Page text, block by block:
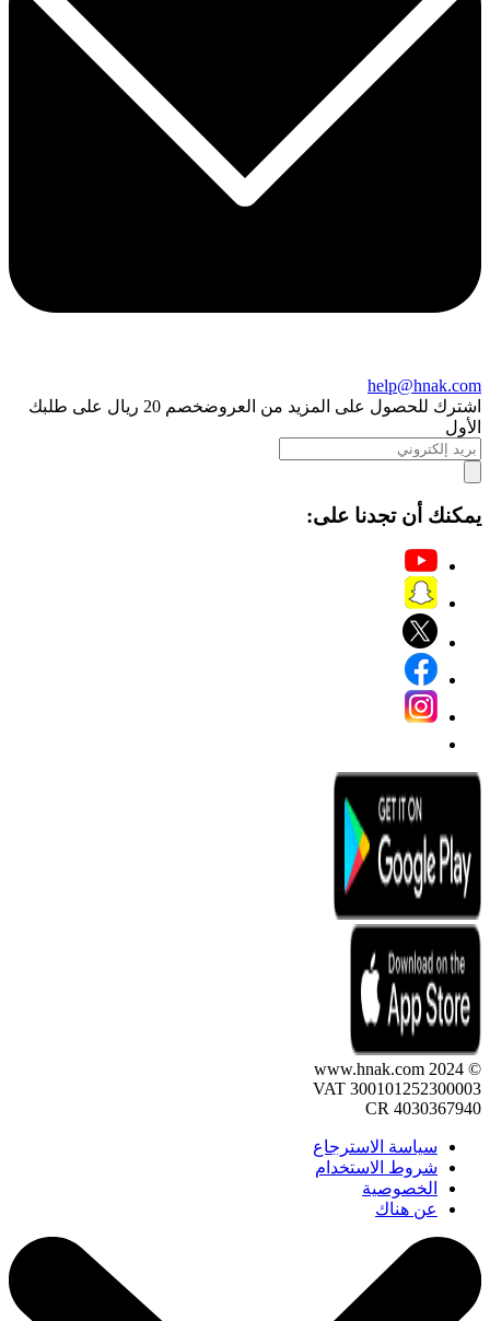
help@hnak.com
اشترك للحصول على المزيد من العروض
خصم 20 ريال على طلبك
الأول
يمكنك أن تجدنا على:
© 2024 www.hnak.com
VAT 300101252300003
CR 4030367940
سياسة الاسترجاع
شروط الاستخدام
الخصوصية
عن هناك